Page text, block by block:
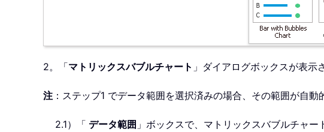
2。「マトリックスバブルチャート 」ダイアログボックスが表示
注 ：ステップ1 でデータ範囲を選択済みの場合、その範囲が自動
2.1）「 データ範囲 」ボックスで、マトリックスバブルチャ